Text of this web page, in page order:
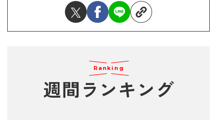
Ranking
週間ランキング